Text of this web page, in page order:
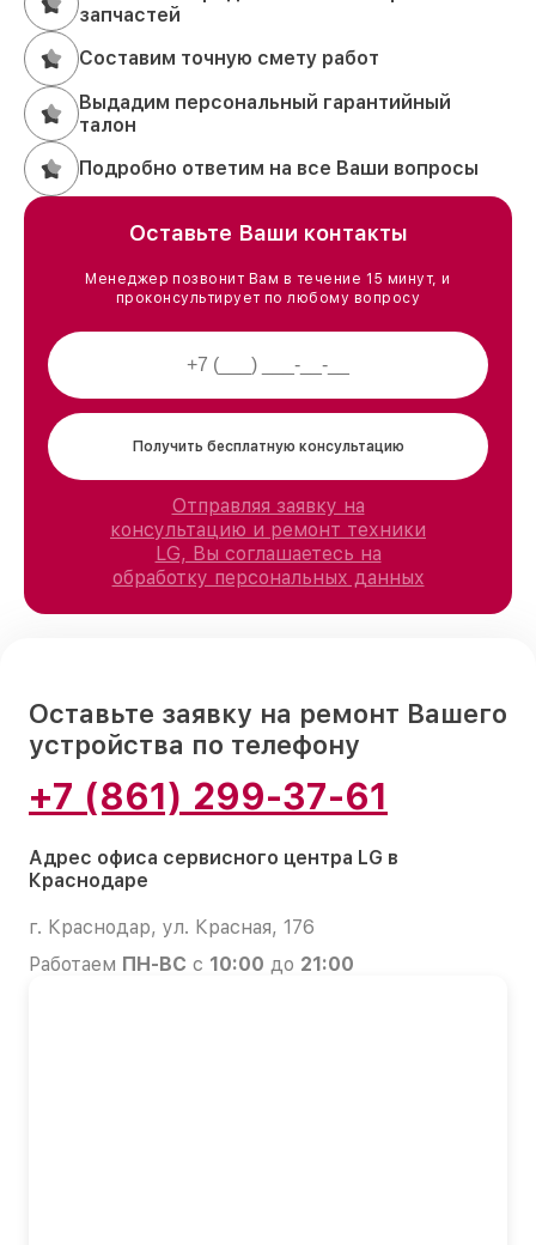
запчастей
Составим точную смету работ
Выдадим персональный гарантийный
талон
Подробно ответим на все Ваши вопросы
Оставьте Ваши контакты
Менеджер позвонит Вам в течение 15 минут, и
проконсультирует по любому вопросу
Получить бесплатную консультацию
Отправляя заявку на
консультацию и ремонт техники
LG, Вы соглашаетесь на
обработку персональных данных
Оставьте заявку на ремонт Вашего
устройства по телефону
+7 (861) 299-37-61
Адрес офиса сервисного центра LG в
Краснодаре
г. Краснодар, ул. Красная, 176
Работаем ПН-ВС с 10:00 до 21:00